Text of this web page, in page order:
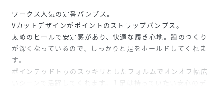
ワークス人気の定番パンプス。
Vカットデザインがポイントのストラップパンプス。
太めのヒールで安定感があり、快適な履き心地。踵のつくり
が深くなっているので、しっかりと足をホールドしてくれま
す。
ポインテッドトゥのスッキリとしたフォルムでオンオフ幅広
いシーンで活躍してくれます。１足は持っていたい安心のデ